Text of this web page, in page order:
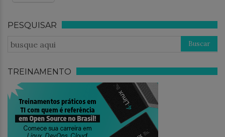
PESQUISAR
TREINAMENTO